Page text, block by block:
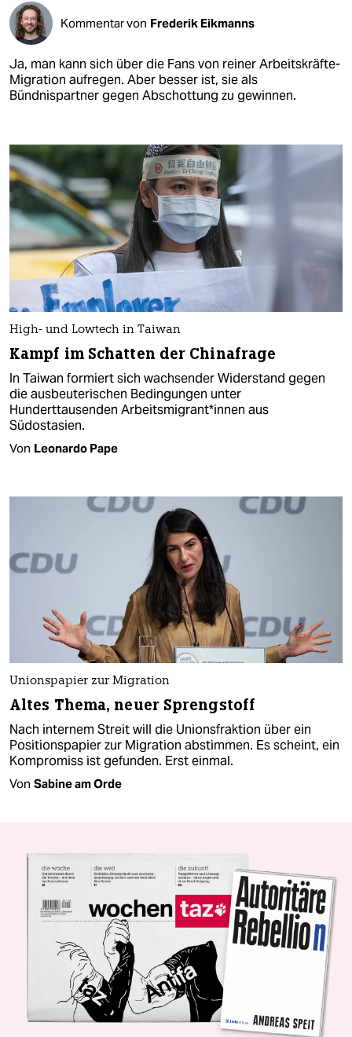
Kommentar von Frederik Eikmanns
Ja, man kann sich über die Fans von reiner Arbeitskräfte-
Migration aufregen. Aber besser ist, sie als
Bündnispartner gegen Abschottung zu gewinnen.
High- und Lowtech in Taiwan
Kampf im Schatten der Chinafrage
In Taiwan formiert sich wachsender Widerstand gegen
die ausbeuterischen Bedingungen unter
Hunderttausenden Ar­beits­mi­gran­t*in­nen aus
Südostasien.
Von Leonardo Pape
Unionspapier zur Migration
Altes Thema, neuer Sprengstoff
Nach internem Streit will die Unionsfraktion über ein
Positionspapier zur Migration abstimmen. Es scheint, ein
Kompromiss ist gefunden. Erst einmal.
Von Sabine am Orde